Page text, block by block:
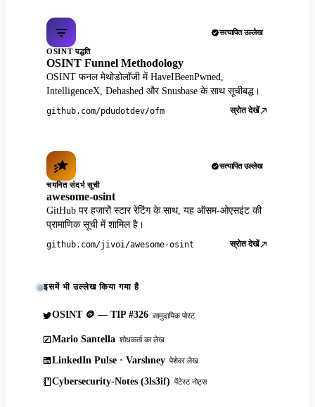
सत्यापित उल्लेख
OSINT पद्धति
OSINT Funnel Methodology
OSINT फनल मेथोडोलॉजी में HaveIBeenPwned,
IntelligenceX, Dehashed और Snusbase के साथ सूचीबद्ध।
github.com/pdudotdev/ofm स्रोत देखें
सत्यापित उल्लेख
चयनित संदर्भ सूची
awesome-osint
GitHub पर हजारों स्टार रेटिंग के साथ, यह ऑसम-ओएसइंट की
प्रामाणिक सूची में शामिल है।
github.com/jivoi/awesome-osint स्रोत देखें
इसमें भी उल्लेख किया गया है
OSINT 🪙 — TIP #326 सामुदायिक पोस्ट
Mario Santella शोधकर्ता का लेख
LinkedIn Pulse · Varshney पेशेवर लेख
Cybersecurity-Notes (3ls3if) पेंटेस्ट नोट्स